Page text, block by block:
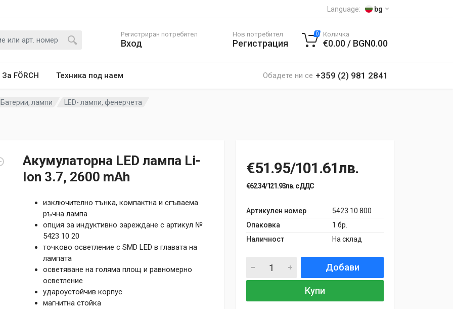
Language: bg
За FÖRCH Техника под наем Обадете ни се +359 (2) 981 2841
Регистриран потребител
Вход
Нов потребител
Регистрация
0 Количка
€0.00 / BGN0.00
Батерии, лампи LED- лампи, фенерчета
Акумулаторна LED лампа Li-
Ion 3.7, 2600 mAh
изключително тънка, компактна и сгъваема
ръчна лампа
опция за индуктивно зареждане с артикул №
5423 10 20
точково осветление с SMD LED в главата на
лампата
осветяване на голяма площ и равномерно
осветление
удароустойчив корпус
магнитна стойка
€51.95/101.61лв.
€62.34/121.93лв. с ДДС
Артикулен номер
5423 10 800
Опаковка
1 бр.
Наличност
На склад
Добави
Купи